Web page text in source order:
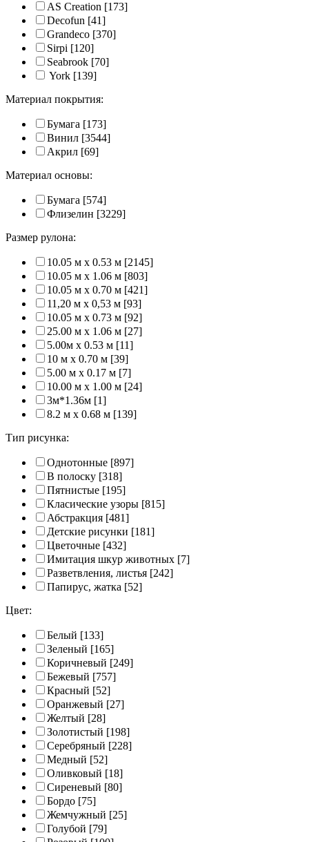
AS Creation [173]
Decofun [41]
Grandeco [370]
Sirpi [120]
Seabrook [70]
York [139]
Материал покрытия:
Бумага [173]
Винил [3544]
Акрил [69]
Материал основы:
Бумага [574]
Флизелин [3229]
Размер рулона:
10.05 м x 0.53 м [2145]
10.05 м x 1.06 м [803]
10.05 м x 0.70 м [421]
11,20 м х 0,53 м [93]
10.05 м x 0.73 м [92]
25.00 м x 1.06 м [27]
5.00м x 0.53 м [11]
10 м x 0.70 м [39]
5.00 м x 0.17 м [7]
10.00 м x 1.00 м [24]
3м*1.36м [1]
8.2 м x 0.68 м [139]
Тип рисунка:
Однотонные [897]
В полоску [318]
Пятнистые [195]
Класические узоры [815]
Абстракция [481]
Детские рисунки [181]
Цветочные [432]
Имитация шкур животных [7]
Разветвления, листья [242]
Папирус, жатка [52]
Цвет:
Белый [133]
Зеленый [165]
Коричневый [249]
Бежевый [757]
Красный [52]
Оранжевый [27]
Желтый [28]
Золотистый [198]
Серебряный [228]
Медный [52]
Оливковый [18]
Сиреневый [80]
Бордо [75]
Жемчужный [25]
Голубой [79]